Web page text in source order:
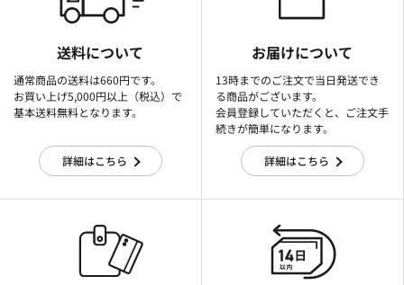
送料について
通常商品の送料は660円です。
お買い上げ5,000円以上（税込）で
基本送料無料となります。
詳細はこちら
お届けについて
13時までのご注文で当日発送でき
る商品がございます。
会員登録していただくと、ご注文手
続きが簡単になります。
詳細はこちら